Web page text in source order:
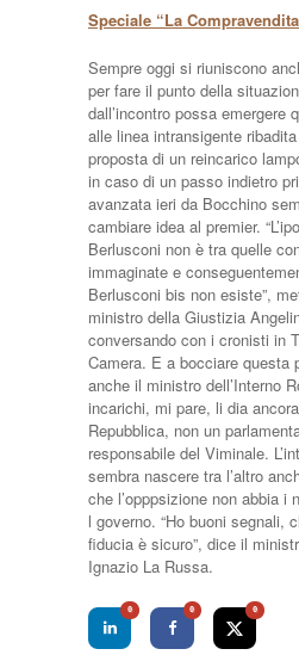
Speciale “La
Sempre oggi si riuniscono
per fare il punto della
dall’incontro possa emergere
alle linea intransigente
proposta di un reincarico
in caso di un passo indietro
avanzata ieri da Bocchino
cambiare idea al premier.
Berlusconi non è tra quelle
immaginate e
Berlusconi bis non esiste”,
ministro della Giustizia
conversando con i cronisti in
Camera. E a bocciare questa
anche il ministro dell’Interno
incarichi, mi pare, li dia
Repubblica, non un
responsabile del Viminale.
sembra nascere tra l’altro
che l’opppsizione non abbia i
l governo. “Ho buoni segnali,
fiducia è sicuro”, dice il
Ignazio La Russa.
0 0 0